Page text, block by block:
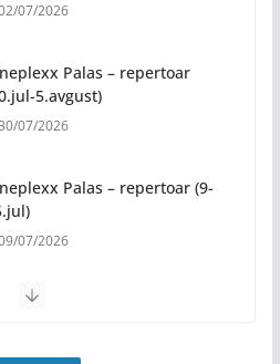
sve osnovce od školske
u srcu grada:
danima
08/2026
07/2026
Palas – repertoar
5.avgust)
07/2026
Palas – repertoar (9-
07/2026